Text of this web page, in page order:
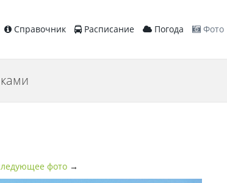
Справочник Расписание Погода Фото
фото→